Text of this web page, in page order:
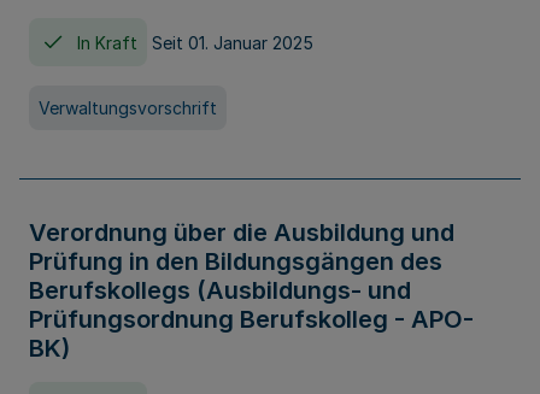
In Kraft Seit 01. Januar 2025
Verwaltungsvorschrift
Verordnung über die Ausbildung und
Prüfung in den Bildungsgängen des
Berufskollegs (Ausbildungs- und
Prüfungsordnung Berufskolleg - APO-
BK)